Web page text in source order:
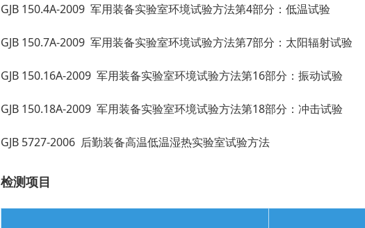
GJB 150.4A-2009 军用装备实验室环境试验方法第4部分：低温试验
GJB 150.7A-2009 军用装备实验室环境试验方法第7部分：太阳辐射试验
GJB 150.16A-2009 军用装备实验室环境试验方法第16部分：振动试验
GJB 150.18A-2009 军用装备实验室环境试验方法第18部分：冲击试验
GJB 5727-2006 后勤装备高温低温湿热实验室试验方法
检测项目